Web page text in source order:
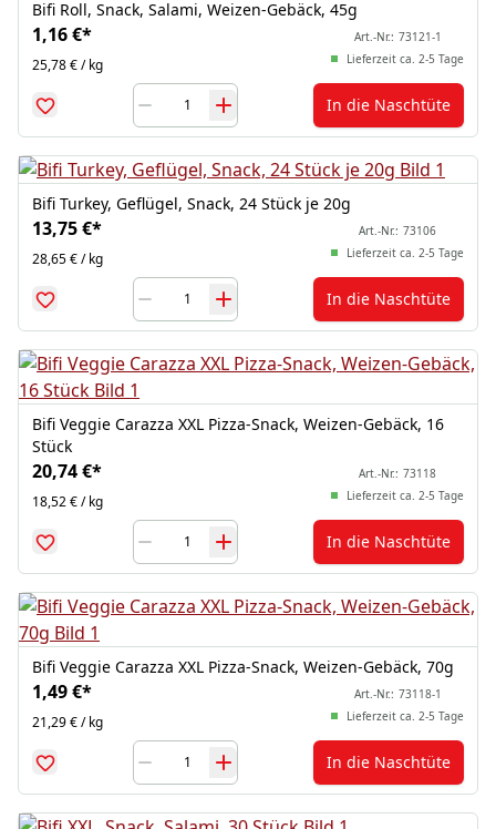
Bifi Roll, Snack, Salami, Weizen-Gebäck, 45g
1,16 €*
25,78 € / kg
Art.-Nr.: 73121-1
Lieferzeit ca. 2-5 Tage
In die Naschtüte
Bifi Turkey, Geflügel, Snack, 24 Stück je 20g
13,75 €*
28,65 € / kg
Art.-Nr.: 73106
Lieferzeit ca. 2-5 Tage
In die Naschtüte
Bifi Veggie Carazza XXL Pizza-Snack, Weizen-Gebäck, 16
Stück
20,74 €*
18,52 € / kg
Art.-Nr.: 73118
Lieferzeit ca. 2-5 Tage
In die Naschtüte
Bifi Veggie Carazza XXL Pizza-Snack, Weizen-Gebäck, 70g
1,49 €*
21,29 € / kg
Art.-Nr.: 73118-1
Lieferzeit ca. 2-5 Tage
In die Naschtüte